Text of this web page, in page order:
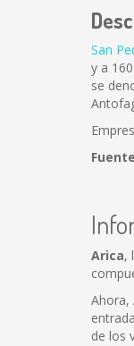
San
y a
se
Arica,
Ahora,
de los